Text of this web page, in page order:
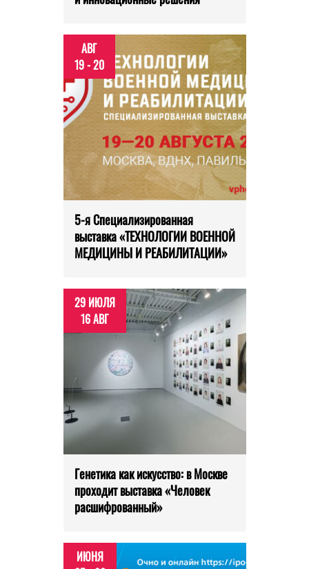
АВГ
19 - 20
5-я Специализированная
выставка «ТЕХНОЛОГИИ ВОЕННОЙ
МЕДИЦИНЫ И РЕАБИЛИТАЦИИ»
29 ИЮЛЯ
16 АВГ
Генетика как искусство: в Москве
проходит выставка «Человек
расшифрованный»
ИЮНЯ